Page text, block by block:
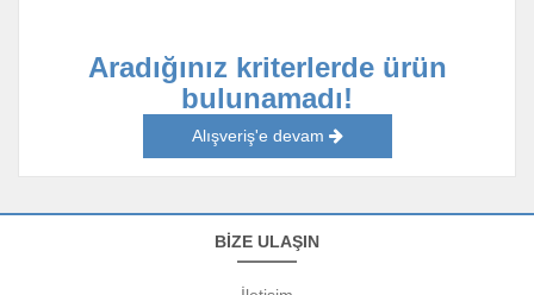
Aradığınız kriterlerde ürün
bulunamadı!
Alışveriş'e devam
BİZE ULAŞIN